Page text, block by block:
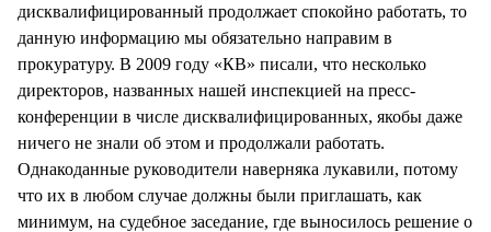
дисквалифицированный продолжает спокойно работать, то
данную информацию мы обязательно направим в
прокуратуру. В 2009 году «КВ» писали, что несколько
директоров, названных нашей инспекцией на пресс-
конференции в числе дисквалифицированных, якобы даже
ничего не знали об этом и продолжали работать.
Однакоданные руководители наверняка лукавили, потому
что их в любом случае должны были приглашать, как
минимум, на судебное заседание, где выносилось решение о